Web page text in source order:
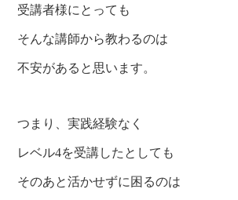
受講者様にとっても
そんな講師から教わるのは
不安があると思います。
つまり、実践経験なく
レベル4を受講したとしても
そのあと活かせずに困るのは